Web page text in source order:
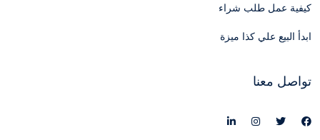
كيفية عمل طلب شراء
ابدأ البيع علي كذا ميزة
تواصل معنا